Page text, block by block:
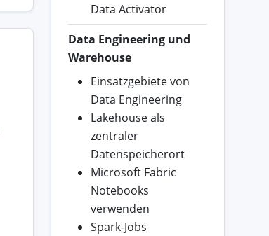
Data Activator
Data Engineering und
Warehouse
Einsatzgebiete von
Data Engineering
Lakehouse als
zentraler
Datenspeicherort
Microsoft Fabric
Notebooks
verwenden
Spark-Jobs